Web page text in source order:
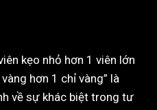
kẹo nhỏ hơn 1 viên lớn
hơn 1 chỉ vàng” là
về sự khác biệt trong tư